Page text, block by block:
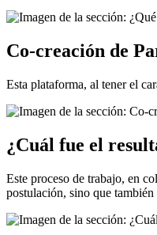
Co-creación de
Esta plataforma, al tener el
¿Cuál fue el
Este proceso de trabajo, en
postulación, sino que